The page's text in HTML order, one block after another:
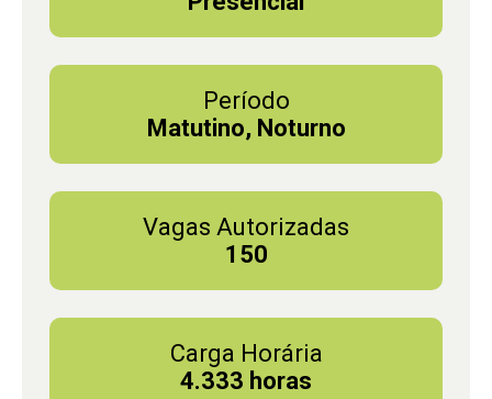
Período
Matutino, Noturno
Vagas Autorizadas
150
Carga Horária
4.333 horas